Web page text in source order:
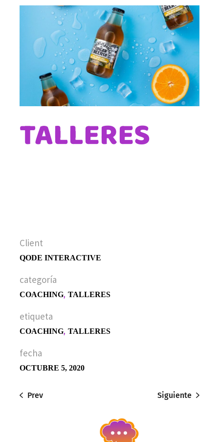
TALLERES
Client
QODE INTERACTIVE
categoría
COACHING TALLERES
etiqueta
COACHING TALLERES
fecha
OCTUBRE 5, 2020
Prev Siguiente